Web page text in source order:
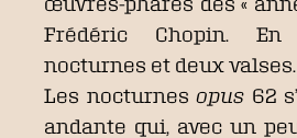
Frédéric Chopin.
nocturnes et deux valses.
Les nocturnes opus 62
andante qui, avec un